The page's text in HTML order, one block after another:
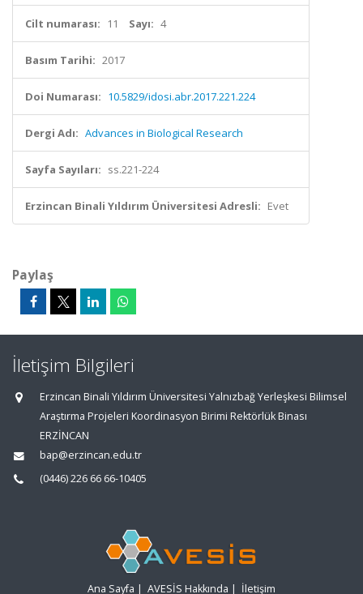
Cilt numarası: 11 Sayı: 4
Basım Tarihi: 2017
Doi Numarası: 10.5829/idosi.abr.2017.221.224
Dergi Adı: Advances in Biological Research
Sayfa Sayıları: ss.221-224
Erzincan Binali Yıldırım Üniversitesi Adresli: Evet
Paylaş
İletişim Bilgileri
Erzincan Binali Yıldırım Üniversitesi Yalnızbağ Yerleşkesi Bilimsel
Araştırma Projeleri Koordinasyon Birimi Rektörlük Binası
ERZİNCAN
bap@erzincan.edu.tr
(0446) 226 66 66-10405
Ana Sayfa | AVESİS Hakkında | İletişim